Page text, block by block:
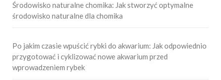
Środowisko naturalne chomika: Jak stworzyć optymalne
środowisko naturalne dla chomika
Po jakim czasie wpuścić rybki do akwarium: Jak odpowiednio
przygotować i cyklizować nowe akwarium przed
wprowadzeniem rybek